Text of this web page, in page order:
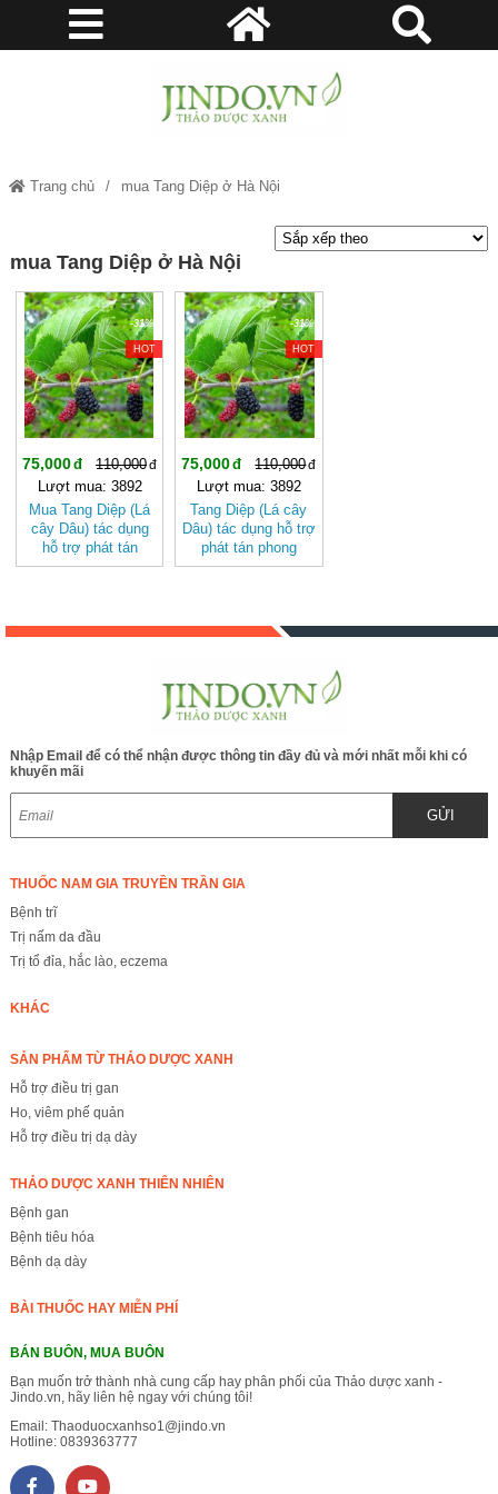
Trang chủ mua Tang Diệp ở Hà Nội
mua Tang Diệp ở Hà Nội
-31%
HOT
75,000
110,000
Lượt mua: 3892
Mua Tang Diệp (Lá
cây Dâu) tác dụng
hỗ trợ phát tán
phong nhiệt, thanh
-31%
HOT
75,000
110,000
Lượt mua: 3892
Tang Diệp (Lá cây
Dâu) tác dụng hỗ trợ
phát tán phong
nhiệt, thanh can
Nhập Email để có thể nhận được thông tin đầy đủ và mới nhất mỗi khi có
khuyến mãi
GỬI
THUỐC NAM GIA TRUYỀN TRẦN GIA
Bệnh trĩ
Trị nấm da đầu
Trị tổ đỉa, hắc lào, eczema
KHÁC
SẢN PHẨM TỪ THẢO DƯỢC XANH
Hỗ trợ điều trị gan
Ho, viêm phế quản
Hỗ trợ điều trị dạ dày
THẢO DƯỢC XANH THIÊN NHIÊN
Bệnh gan
Bệnh tiêu hóa
Bệnh dạ dày
BÀI THUỐC HAY MIỄN PHÍ
BÁN BUÔN, MUA BUÔN
Bạn muốn trở thành nhà cung cấp hay phân phối của Thảo dược xanh -
Jindo.vn, hãy liên hệ ngay với chúng tôi!
Email: Thaoduocxanhso1@jindo.vn
Hotline: 0839363777